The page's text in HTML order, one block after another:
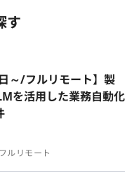
す
～/フルリモート】製
を活用した業務自動化
フルリモート